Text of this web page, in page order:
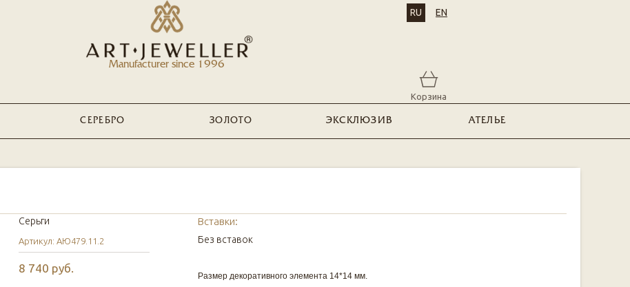
Manufacturer since 1996
RU EN
Корзина
СЕРЕБРО ЗОЛОТО ЭКСКЛЮЗИВ АТЕЛЬЕ
Серьги
Артикул: АЮ479.11.2
8 740 руб.
Вставки:
Без вставок
Размер декоративного элемента 14*14 мм.